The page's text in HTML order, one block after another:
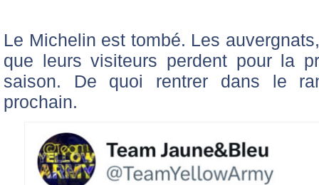
Le Michelin est tombé. Les
que leurs visiteurs perdent pour la
saison. De quoi rentrer dans le
prochain.